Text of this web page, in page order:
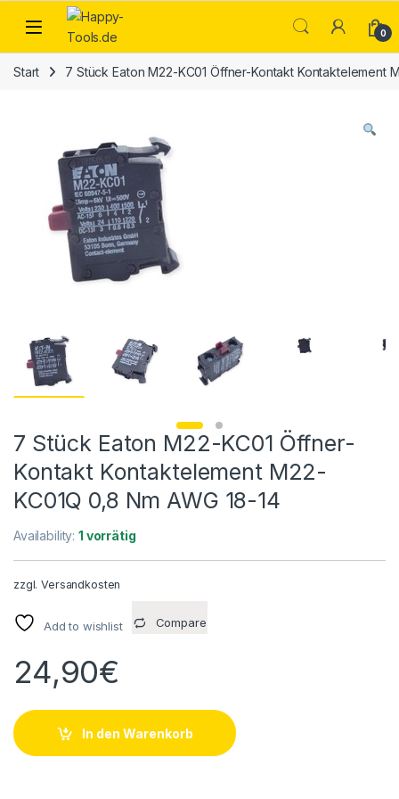
Skip to navigation
Skip to content
Open 0
Start 7 Stück Eaton M22-KC01 Öffner-Kontakt Kontaktelement
7 Stück Eaton M22-KC01 Öffner-
Kontakt Kontaktelement M22-
KC01Q 0,8 Nm AWG 18-14
Availability:1 vorrätig
zzgl.Versandkosten
Add to wishlist Compare
24,90€
In den Warenkorb